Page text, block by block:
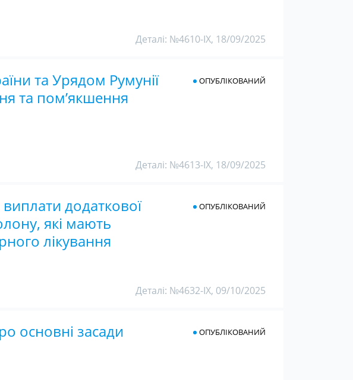
Деталі: №4610-IX, 18/09/2025
та Урядом Румунії
та пом’якшення
ОПУБЛІКОВАНИЙ
Деталі: №4613-IX, 18/09/2025
додаткової
які мають
лікування
ОПУБЛІКОВАНИЙ
Деталі: №4632-IX, 09/10/2025
основні засади
ОПУБЛІКОВАНИЙ